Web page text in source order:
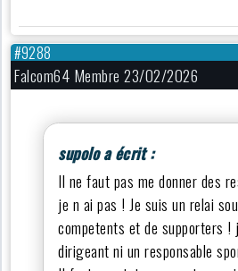
#9288
Falcom64 Membre 23/02/2026
supolo a écrit :
Il ne faut pas me donner des
je n ai pas ! Je suis un relai
competents et de supporters !
dirigeant ni un responsable